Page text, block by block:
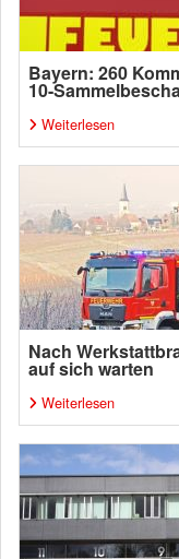
Bayern: 260
10-
Weiterlesen
Nach
auf sich warten
Weiterlesen